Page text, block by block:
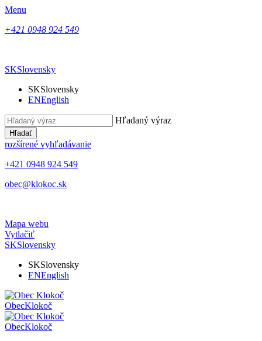
Menu
+421 0948 924 549
SKSlovensky
SKSlovensky
ENEnglish
Hľadaný výraz
Hľadať
rozšírené vyhľadávanie
+421 0948 924 549
obec@klokoc.sk
Mapa webu
Vytlačiť
SKSlovensky
SKSlovensky
ENEnglish
ObecKlokoč
ObecKlokoč